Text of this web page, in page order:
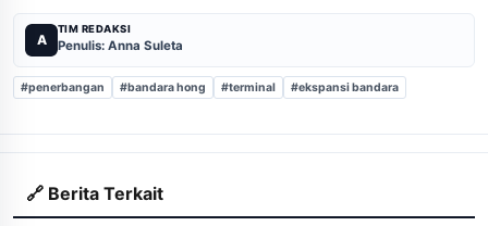
A
TIM REDAKSI
Penulis: Anna Suleta
#penerbangan #bandara hong #terminal #ekspansi bandara
🔗 Berita Terkait